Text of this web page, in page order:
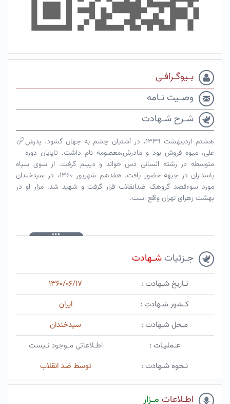
بـیوگـرافـی
وصـیت نـامه
شـرح شـهادت
هشتم اردیبهشت ۱۳۳۹، در آشتیان چشم به جهان گشود. پدرش
علی، میوه فروش بود و مادرش،معصومه نام داشت. تاپایان دوره
متوسطه در رشته انسانی دس خواند و دیپلم گرفت. از سوی سپاه
پاسداران در جبهه حضور یافت. هفدهم شهریور ۱۳۶۰، در سیدخندان
مورد سوءقصد گروهک ضدانقلاب قرار گرفت و شهید شد. مزار او در
بهشت زهرای تهران واقع است.
جـزئیات شـهادت
تـاریخ شـهادت :
۱۳۶۰/۰۶/۱۷
کـشور شـهادت :
ایران
مـحل شـهادت :
سیدخندان
عـملیـات :
اطـلاعاتی مـوجود نـیست
نـحوه شـهادت :
توسط ضد انقلاب
اطـلاعات مـزار